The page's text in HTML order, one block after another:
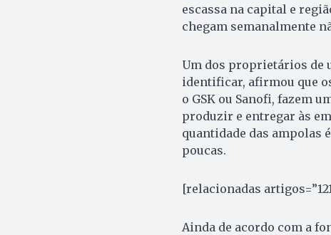
escassa na capital e
chegam semanalmente
Um dos proprietários de
identificar, afirmou que
o GSK ou Sanofi, fazem
produzir e entregar às
quantidade das ampolas
poucas.
[relacionadas
Ainda de acordo com a